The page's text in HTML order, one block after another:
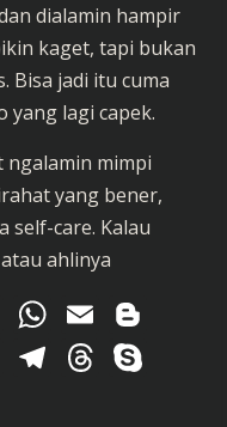
dialamin hampir
kaget, tapi bukan
Bisa jadi itu cuma
yang lagi capek.
ngalamin mimpi
yang bener,
self-care. Kalau
ahlinya
Messenger
Email
LinkedIn
Telegram